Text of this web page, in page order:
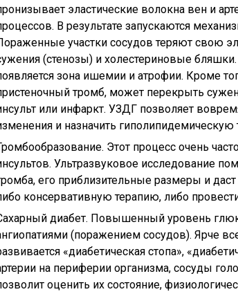
эластические волокна вен и
В результате запускаются
участки сосудов теряют свою
(стенозы) и холестериновые
зона ишемии и атрофии. Кроме
тромб, может перекрыть
или инфаркт. УЗДГ позволяет
и назначить гиполипидемическую
Этот процесс очень
Ультразвуковое исследование
его приблизительные размеры и
консервативную терапию, либо
диабет. Повышенный уровень
(поражением сосудов). Ярче
«диабетическая стопа»,
на периферии организма, сосуды
оценить их состояние,